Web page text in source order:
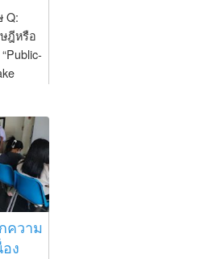
Q:
ฎีหรือ
petals
บ: นาน
น มีน้อง
ยให้พี่
ารณ์คำ
ความ
ง